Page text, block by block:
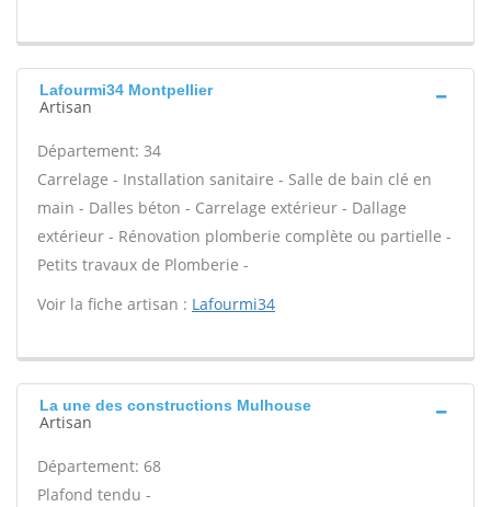
Lafourmi34 Montpellier
Artisan
Département: 34
Carrelage - Installation sanitaire - Salle de bain clé en
main - Dalles béton - Carrelage extérieur - Dallage
extérieur - Rénovation plomberie complète ou partielle -
Petits travaux de Plomberie -
Voir la fiche artisan : Lafourmi34
La une des constructions Mulhouse
Artisan
Département: 68
Plafond tendu -